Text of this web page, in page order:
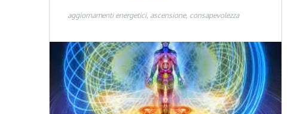
aggiornamenti energetici ascensione consapevolezza